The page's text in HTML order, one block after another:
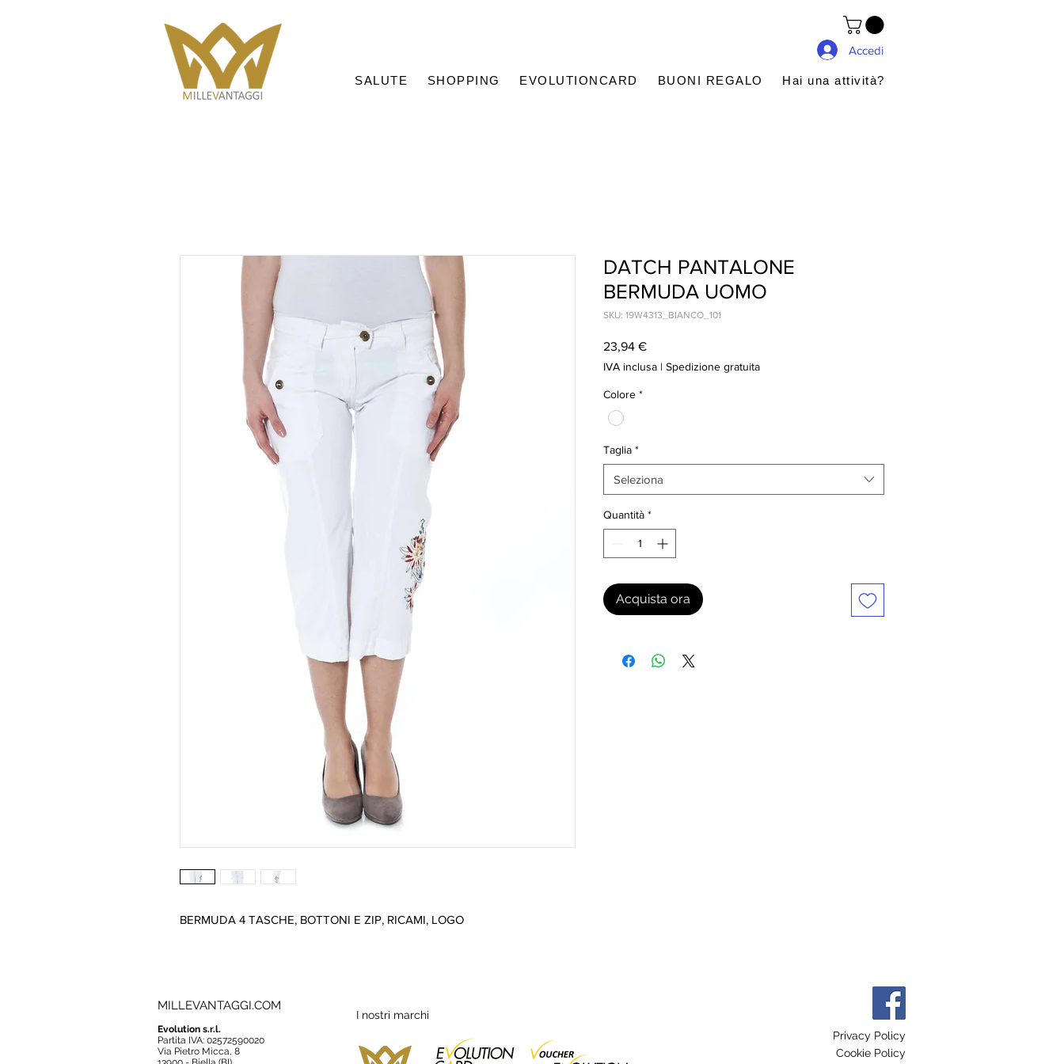
Accedi
SALUTE SHOPPING EVOLUTIONCARD BUONI REGALO Hai una attività?
BERMUDA 4 TASCHE, BOTTONI E ZIP, RICAMI, LOGO
DATCH PANTALONE
BERMUDA UOMO
SKU: 19W4313_BIANCO_101
23,94 €Prezzo
IVA inclusa | Spedizione gratuita
Colore *
Taglia *
Seleziona
Quantità *
Acquista ora
MILLEVANTAGGI.COM
Evolution s.r.l.
Partita IVA: 02572590020
Via Pietro Micca, 8
I nostri marchi
Privacy Policy
Cookie Policy